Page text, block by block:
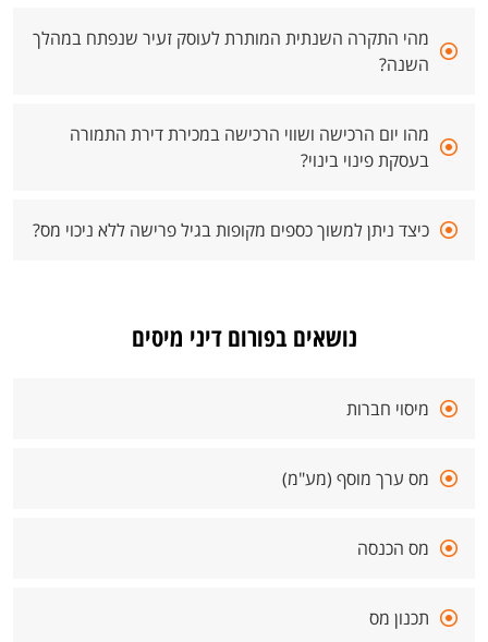
מהי התקרה השנתית המותרת לעוסק זעיר שנפתח במהלך
השנה?
מהו יום הרכישה ושווי הרכישה במכירת דירת התמורה
בעסקת פינוי בינוי?
כיצד ניתן למשוך כספים מקופות בגיל פרישה ללא ניכוי מס?
נושאים בפורום דיני מיסים
מיסוי חברות
מס ערך מוסף (מע"מ)
מס הכנסה
תכנון מס